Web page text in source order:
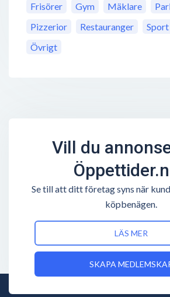
Frisörer
Gym Mäklare
Pizzerior
Restauranger Sport
Övrigt
Vill du
Se till att ditt företag syns när
köpbenägen.
LÄS MER
SKAPA